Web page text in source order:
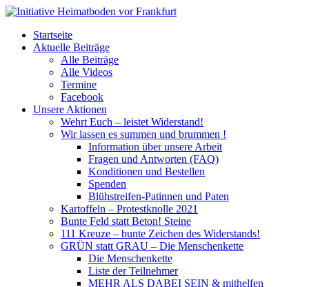
Startseite
Aktuelle Beiträge
Alle Beiträge
Alle Videos
Termine
Facebook
Unsere Aktionen
Wehrt Euch – leistet Widerstand!
Wir lassen es summen und brummen !
Information über unsere Arbeit
Fragen und Antworten (FAQ)
Konditionen und Bestellen
Spenden
Blühstreifen-Patinnen und Paten
Kartoffeln – Protestknolle 2021
Bunte Feld statt Beton! Steine
111 Kreuze – bunte Zeichen des Widerstands!
GRÜN statt GRAU – Die Menschenkette
Die Menschenkette
Liste der Teilnehmer
MEHR ALS DABEI SEIN & mithelfen